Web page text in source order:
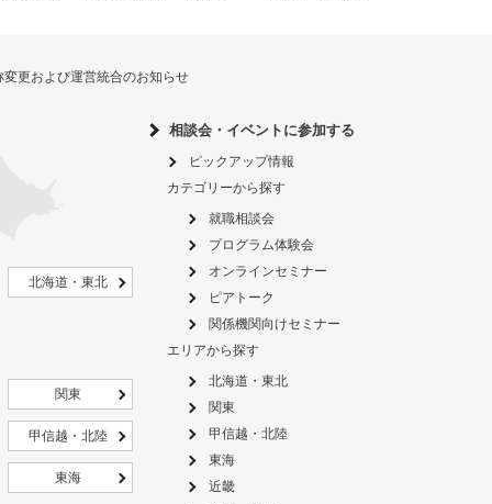
更および運営統合のお知らせ
北海道・東北
関東
甲信越・北陸
東海
相談会・イベントに参加する
ピックアップ情報
カテゴリーから探す
就職相談会
プログラム体験会
オンラインセミナー
ピアトーク
関係機関向けセミナー
エリアから探す
北海道・東北
関東
甲信越・北陸
東海
近畿